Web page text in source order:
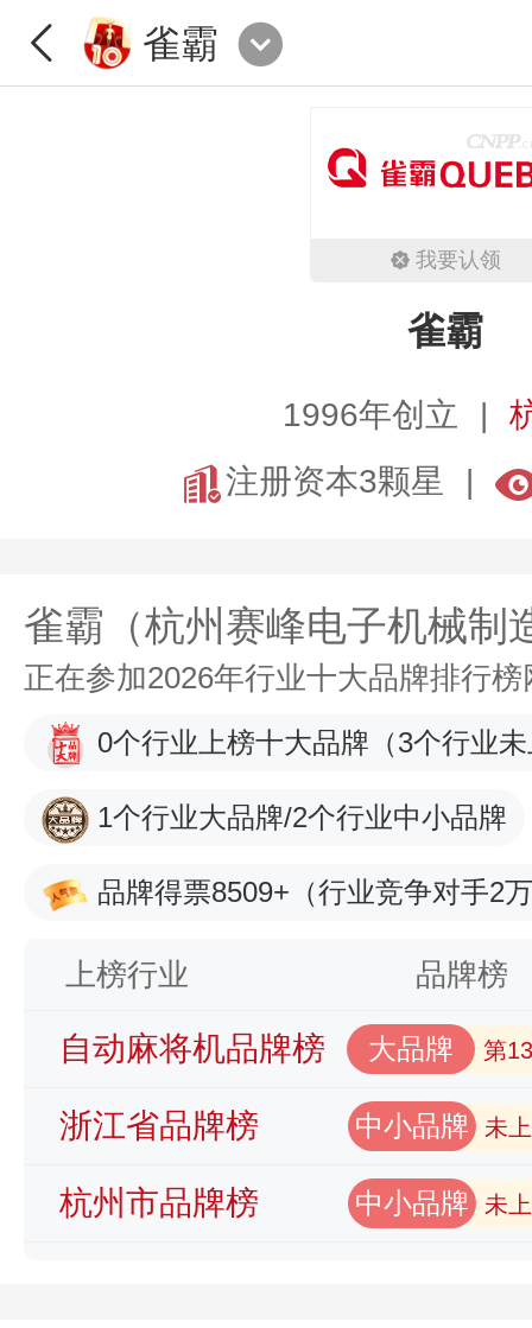
雀霸
我要认领
雀霸
1996年创立
注册资本3颗星
雀霸（杭州赛峰电子机械制
正在参加2026年行业十大品牌排行
0个行业上榜十大品牌 （3个行业
1个行业大品牌/2个行业中小品牌
品牌得票8509+ （行业竞争对手2
上榜行业 品牌榜
自动麻将机品牌榜 大品牌 第
浙江省品牌榜 中小品牌 未
杭州市品牌榜 中小品牌 未